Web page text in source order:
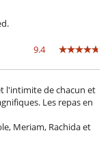
9.4
l'intimite de chacun et
Les repas en
Meriam, Rachida et